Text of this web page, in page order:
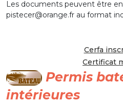
Les documents peuvent être
pistecer@orange.fr au format
Cerfa
Certificat
Permis
intérieures